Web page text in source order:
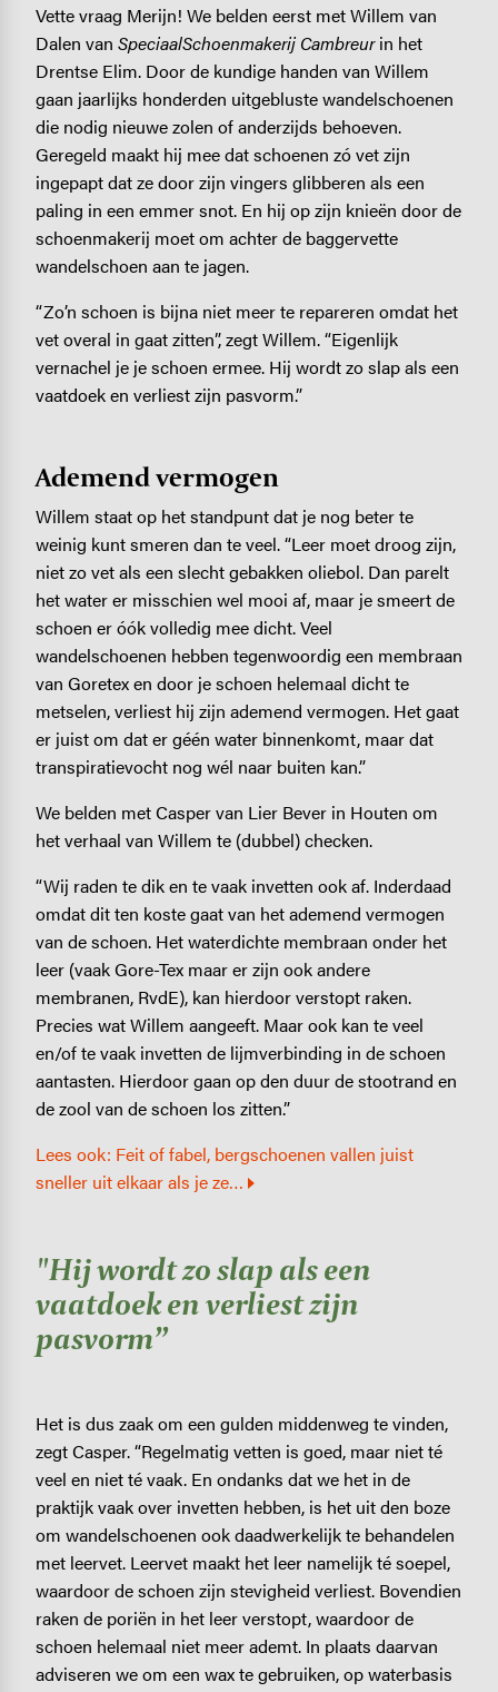
Vette vraag Merijn! We belden eerst met Willem van
Dalen van SpeciaalSchoenmakerij Cambreurin het
Drentse Elim. Door de kundige handen van Willem
gaan jaarlijks honderden uitgebluste wandelschoenen
die nodig nieuwe zolen of anderzijds behoeven.
Geregeld maakt hij mee dat schoenen zó vet zijn
ingepapt dat ze door zijn vingers glibberen als een
paling in een emmer snot. En hij op zijn knieën door de
schoenmakerij moet om achter de baggervette
wandelschoen aan te jagen.
“Zo’n schoen is bijna niet meer te repareren omdat het
vet overal in gaat zitten”, zegt Willem. “Eigenlijk
vernachel je je schoen ermee. Hij wordt zo slap als een
vaatdoek en verliest zijn pasvorm.”
"Hij wordt zo slap als een
vaatdoek en verliest zijn
pasvorm”
Ademend vermogen
Willem staat op het standpunt dat je nog beter te
weinig kunt smeren dan te veel. “Leer moet droog zijn,
niet zo vet als een slecht gebakken oliebol. Dan parelt
het water er misschien wel mooi af, maar je smeert de
schoen er óók volledig mee dicht. Veel
wandelschoenen hebben tegenwoordig een membraan
van Goretex en door je schoen helemaal dicht te
metselen, verliest hij zijn ademend vermogen. Het gaat
er juist om dat er géén water binnenkomt, maar dat
transpiratievocht nog wél naar buiten kan.”
We belden met Casper van Lier Bever in Houten om
het verhaal van Willem te (dubbel) checken.
“Wij raden te dik en te vaak invetten ook af. Inderdaad
omdat dit ten koste gaat van het ademend vermogen
van de schoen. Het waterdichte membraan onder het
leer (vaak Gore-Tex maar er zijn ook andere
membranen, RvdE), kan hierdoor verstopt raken.
Precies wat Willem aangeeft. Maar ook kan te veel
en/of te vaak invetten de lijmverbinding in de schoen
aantasten. Hierdoor gaan op den duur de stootrand en
de zool van de schoen los zitten.”
Lees ook: Feit of fabel, bergschoenen vallen juist
sneller uit elkaar als je ze…
Het is dus zaak om een gulden middenweg te vinden,
zegt Casper. “Regelmatig vetten is goed, maar niet té
veel en niet té vaak. En ondanks dat we het in de
praktijk vaak over invetten hebben, is het uit den boze
om wandelschoenen ook daadwerkelijk te behandelen
met leervet. Leervet maakt het leer namelijk té soepel,
waardoor de schoen zijn stevigheid verliest. Bovendien
raken de poriën in het leer verstopt, waardoor de
schoen helemaal niet meer ademt. In plaats daarvan
adviseren we om een wax te gebruiken, op waterbasis